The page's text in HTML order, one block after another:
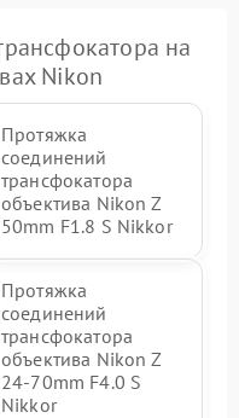
на
Nikon
Протяжка
соединений
трансфокатора
объектива Nikon Z
50mm F1.8 S Nikkor
Протяжка
соединений
трансфокатора
объектива Nikon Z
24-70mm F4.0 S
Nikkor